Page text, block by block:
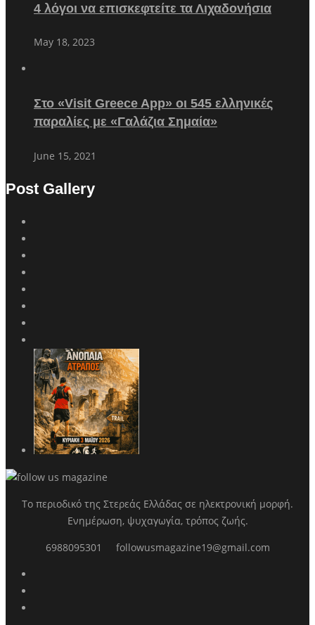
4 λόγοι να επισκεφτείτε τα Λιχαδονήσια
May 18, 2023
Στο «Visit Greece App» οι 545 ελληνικές
παραλίες με «Γαλάζια Σημαία»
June 15, 2021
Post Gallery
Το περιοδικό της Στερεάς Ελλάδας σε ηλεκτρονική μορφή.
Ενημέρωση, ψυχαγωγία, τρόπος ζωής.
6988095301 followusmagazine19@gmail.com